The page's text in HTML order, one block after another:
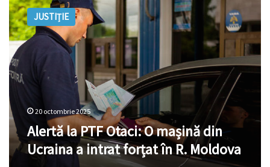
la
PTF
Otaci:
O
mașină
din
Ucraina
a
intrat
forțat
în
R.
Moldova
JUSTIȚIE
20 octombrie 2025
Alertă la PTF Otaci: O mașină din
Ucraina a intrat forțat în R. Moldova